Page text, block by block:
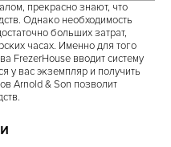
прекрасно знают, что
Однако необходимость
больших затрат,
часах. Именно для того
FrezerHouse вводит систему
у вас экземпляр и получить
Arnold & Son позволит